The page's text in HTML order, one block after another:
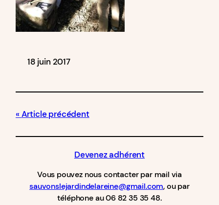
18 juin 2017
Article précédent
Devenez adhérent
Vous pouvez nous contacter par mail via
sauvonslejardindelareine@gmail.com, ou par
téléphone au 06 82 35 35 48.